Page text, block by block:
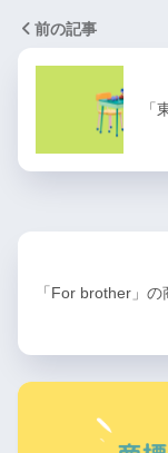
前の記事
「
「For brother」